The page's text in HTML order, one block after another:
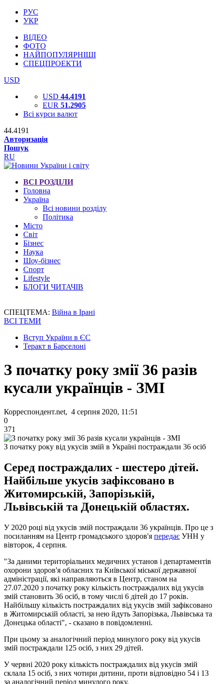
РУС
УКР
ВІДЕО
ФОТО
НАЙПОПУЛЯРНІШІ
СПЕЦПРОЕКТИ
USD
USD 44.4191
EUR 51.2905
Всі курси валют
44.4191
Авторизація
Пошук
RU
ВСІ РОЗДІЛИ
Головна
Україна
Всі новини розділу
Політика
Місто
Світ
Бізнес
Наука
Шоу-бізнес
Спорт
Lifestyle
БЛОГИ ЧИТАЧІВ
СПЕЦТЕМА: Війна в Ірані
ВСІ ТЕМИ
Вступ України в ЄС
Теракт в Барселоні
З початку року змії 36 разів
кусали українців - ЗМІ
Корреспондент.net, 4 серпня 2020, 11:51
0
371
З початку року від укусів змій в Україні постраждали 36 осіб
Серед постраждалих - шестеро дітей.
Найбільше укусів зафіксовано в
Житомирській, Запорізькій,
Львівській та Донецькій областях.
У 2020 році від укусів змій постраждали 36 українців. Про це з
посиланням на Центр громадського здоров'я передає УНН у
вівторок, 4 серпня.
"За даними територіальних медичних установ і департаментів
охорони здоров'я обласних та Київської міської державної
адміністрації, які направляються в Центр, станом на
27.07.2020 з початку року кількість постраждалих від укусів
змій становить 36 осіб, в тому числі 6 дітей до 17 років.
Найбільшу кількість постраждалих від укусів змій зафіксовано
в Житомирській області, за нею йдуть Запорізька, Львівська та
Донецька області", - сказано в повідомленні.
При цьому за аналогічний період минулого року від укусів
змій постраждали 125 осіб, з них 29 дітей.
У червні 2020 року кількість постраждалих від укусів змій
склала 15 осіб, з них чотири дитини, проти відповідно 54 і 13
за аналогічний період минулого року.